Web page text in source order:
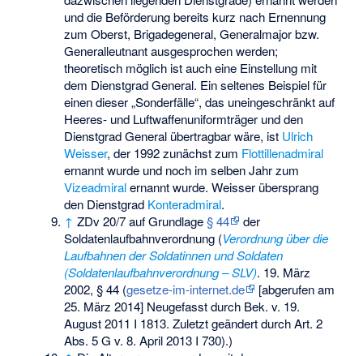
und die Beförderung bereits kurz nach Ernennung
zum Oberst, Brigadegeneral, Generalmajor bzw.
Generalleutnant ausgesprochen werden;
theoretisch möglich ist auch eine Einstellung mit
dem Dienstgrad General. Ein seltenes Beispiel für
einen dieser „Sonderfälle“, das uneingeschränkt auf
Heeres- und Luftwaffenuniformträger und den
Dienstgrad General übertragbar wäre, ist Ulrich
Weisser, der 1992 zunächst zum Flottillenadmiral
ernannt wurde und noch im selben Jahr zum
Vizeadmiralernannt wurde. Weisser übersprang
den Dienstgrad Konteradmiral.
↑ ZDv 20/7 auf Grundlage§ 44
der
Soldatenlaufbahnverordnung (Verordnung über die
Laufbahnen der Soldatinnen und Soldaten
(Soldatenlaufbahnverordnung – SLV). 19. März
2002, § 44 (gesetze-im-internet.de
[abgerufen am
25. März 2014] Neugefasst durch Bek. v. 19.
August 2011 I 1813. Zuletzt geändert durch Art. 2
Abs. 5 G v. 8. April 2013 I 730).)